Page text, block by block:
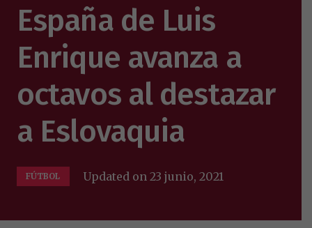
España de Luis
Enrique avanza a
octavos al destazar
a Eslovaquia
FÚTBOL Updated on23 junio, 2021